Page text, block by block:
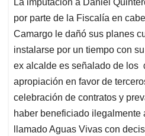
s
A
p
p
b
o
o
k
e
d
I
n
l
a
d
s
La imputación a Daniel
por parte de la Fiscalía en
Camargo le dañó sus planes
instalarse por un tiempo con
ex alcalde es señalado de los
apropiación en favor de
celebración de contratos y
haber beneficiado ilegalmente
llamado Aguas Vivas con